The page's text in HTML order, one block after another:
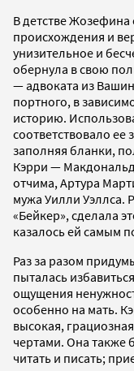
В детстве Жозефина
происхождения и
унизительное и
обернула в свою
— адвоката из
портного, в
историю.
соответствовало ее
заполняя бланки,
Кэрри —
отчима, Артура
мужа Уилли Уэллса.
«Бейкер», сделала
казалось ей самым
Раз за разом
пыталась
ощущения
особенно на мать.
высокая,
чертами. Она также
читать и писать;